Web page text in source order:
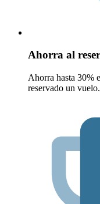
Ahorra al
Ahorra hasta 30%
reservado un